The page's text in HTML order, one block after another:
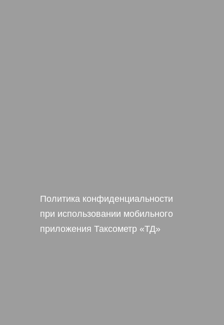
Политика конфиденциальности
при использовании мобильного
приложения Таксометр «ТД»